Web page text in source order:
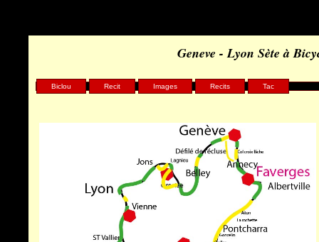
Geneve - Lyon Sète à
Biclou Recit Images Recits Tac